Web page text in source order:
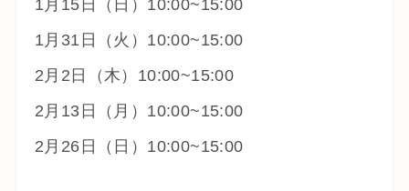
1月15日（日）10:00~15:00
1月31日（火）10:00~15:00
2月2日（木）10:00~15:00
2月13日（月）10:00~15:00
2月26日（日）10:00~15:00